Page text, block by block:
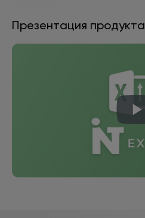
Презентация продукта